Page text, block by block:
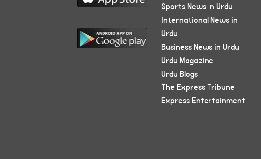
Sports News in Urdu
International News in
Urdu
Business News in Urdu
Urdu Magazine
Urdu Blogs
The Express Tribune
Express Entertainment